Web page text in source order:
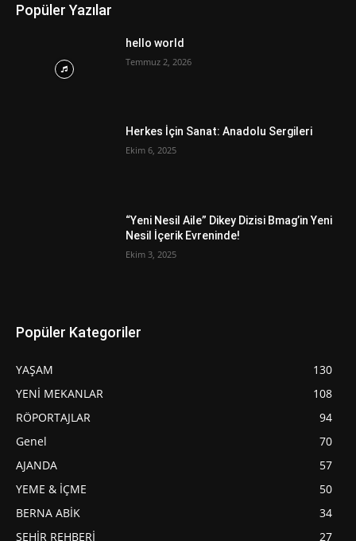
Popüler Yazılar
hello world
Temmuz 2, 2026
Herkes İçin Sanat: Anadolu Sergileri
Ekim 6, 2025
“Yeni Nesil Aile” Dikey Dizisi Bmag’in Yeni
Nesil İçerik Evreninde!
Ekim 3, 2025
Popüler Kategoriler
YAŞAM
130
YENİ MEKANLAR
108
RÖPORTAJLAR
94
Genel
70
AJANDA
57
YEME & İÇME
50
BERNA ABİK
34
ŞEHİR REHBERİ
27